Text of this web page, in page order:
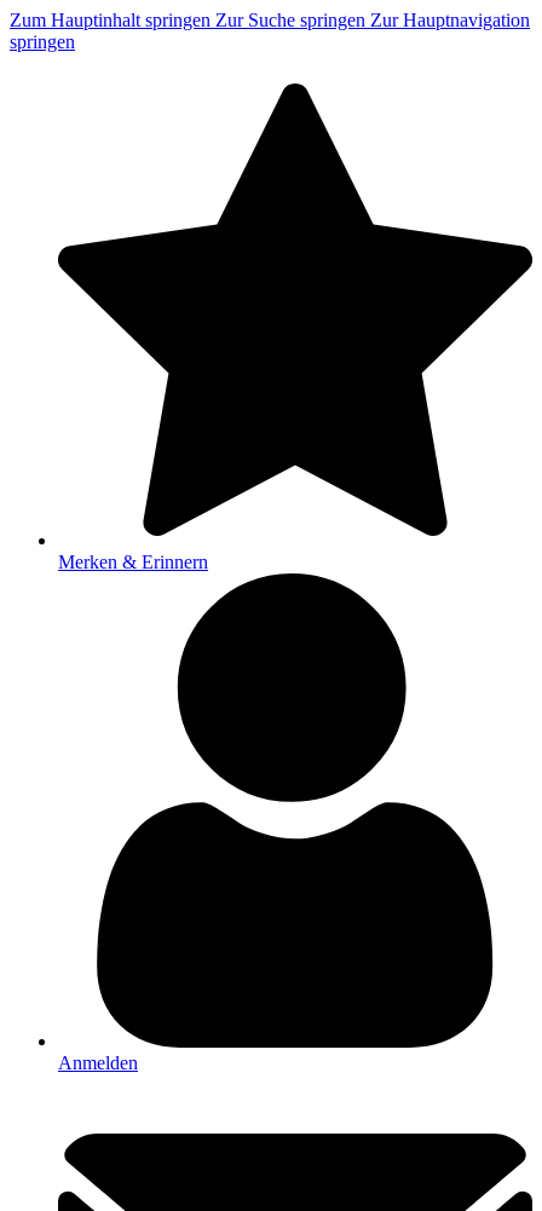
Zum Hauptinhalt springen Zur Suche springen Zur Hauptnavigation
springen
Merken & Erinnern
Anmelden